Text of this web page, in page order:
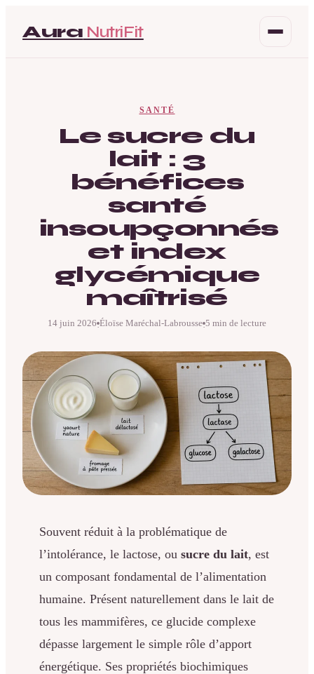
Aura NutriFit
SANTÉ
Le sucre du
lait : 3
bénéfices
santé
insoupçonnés
et index
glycémique
maîtrisé
14 juin 2026·Éloïse Maréchal-Labrousse·5 min de lecture
Souvent réduit à la problématique de
l’intolérance, le lactose, ou sucre du lait, est
un composant fondamental de l’alimentation
humaine. Présent naturellement dans le lait de
tous les mammifères, ce glucide complexe
dépasse largement le simple rôle d’apport
énergétique. Ses propriétés biochimiques